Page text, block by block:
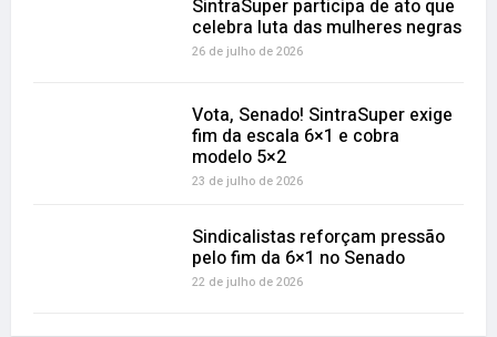
SintraSuper participa de ato que
celebra luta das mulheres negras
26 de julho de 2026
Vota, Senado! SintraSuper exige
fim da escala 6×1 e cobra
modelo 5×2
23 de julho de 2026
Sindicalistas reforçam pressão
pelo fim da 6×1 no Senado
22 de julho de 2026